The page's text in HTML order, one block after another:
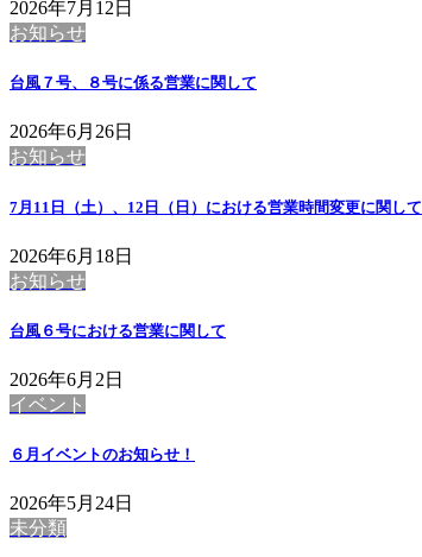
2026年7月12日
お知らせ
台風７号、８号に係る営業に関して
2026年6月26日
お知らせ
7月11日（土）、12日（日）における営業時間変更に関して
2026年6月18日
お知らせ
台風６号における営業に関して
2026年6月2日
イベント
６月イベントのお知らせ！
2026年5月24日
未分類